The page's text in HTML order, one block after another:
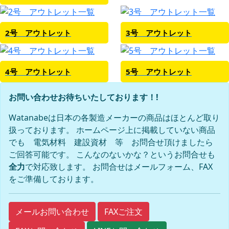
2号 アウトレット 3号 アウトレット
4号 アウトレット 5号 アウトレット
お問い合わせお待ちいたしております！!
Watanabeは日本の各製造メーカーの商品はほとんど取り
扱っております。 ホームページ上に掲載していない商品
でも 電気材料 建設資材 等 お問合せ頂けましたら
ご回答可能です。 こんなのないかな？というお問合せも
全力で対応致します。 お問合せはメールフォーム、FAX
をご準備しております。
メールお問い合わせ
FAXご注文